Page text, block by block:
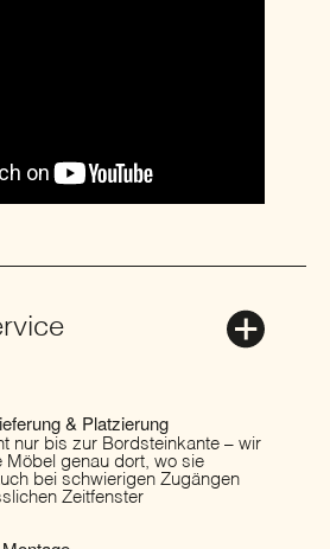
& Platzierung
nur bis zur Bordsteinkante – wir
Möbel genau dort, wo sie
bei schwierigen Zugängen
Zeitfenster